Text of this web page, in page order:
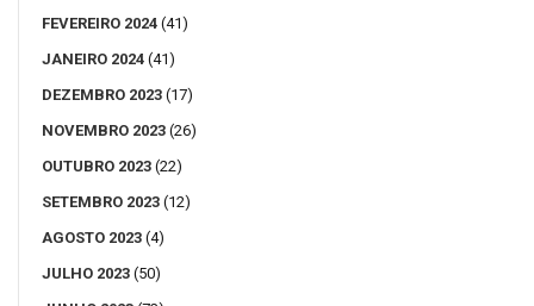
FEVEREIRO 2024 (41)
JANEIRO 2024 (41)
DEZEMBRO 2023 (17)
NOVEMBRO 2023 (26)
OUTUBRO 2023 (22)
SETEMBRO 2023 (12)
AGOSTO 2023 (4)
JULHO 2023 (50)